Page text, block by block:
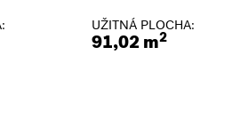
UŽITNÁ PLOCHA:
91,02 m2